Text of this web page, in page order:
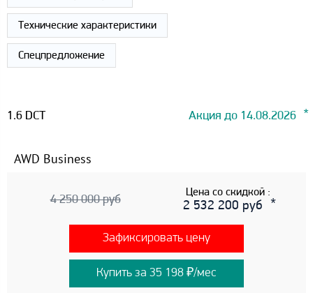
Технические характеристики
Спецпредложение
1.6 DCT Акция до 14.08.2026
AWD Business
4 250 000 руб
Цена со скидкой :
2 532 200 руб
Зафиксировать цену
Купить за 35 198 ₽/мес